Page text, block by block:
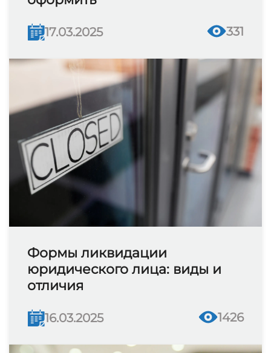
17.03.2025 331
Формы ликвидации
юридического лица: виды и
отличия
16.03.2025 1426